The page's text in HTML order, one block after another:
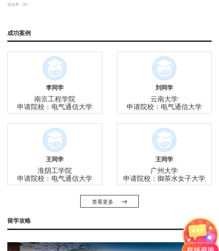
就业率：0%
成功案例
李同学
南京工程学院
申请院校：电气通信大学
刘同学
云南大学
申请院校：电气通信大学
王同学
淮阴工学院
申请院校：电气通信大学
王同学
广州大学
申请院校：御茶水女子大学
查看更多
留学攻略